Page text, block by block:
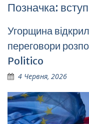
Позначка:
Угорщина
переговори
Politico
4 Червня, 2026